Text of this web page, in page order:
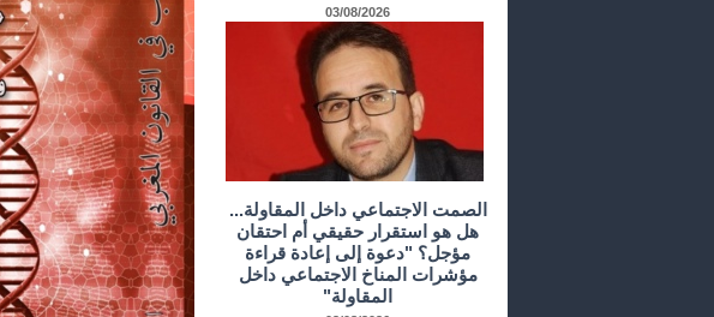
03/08/2026
الصمت الاجتماعي داخل المقاولة...
هل هو استقرار حقيقي أم احتقان
مؤجل؟ "دعوة إلى إعادة قراءة
مؤشرات المناخ الاجتماعي داخل
المقاولة"